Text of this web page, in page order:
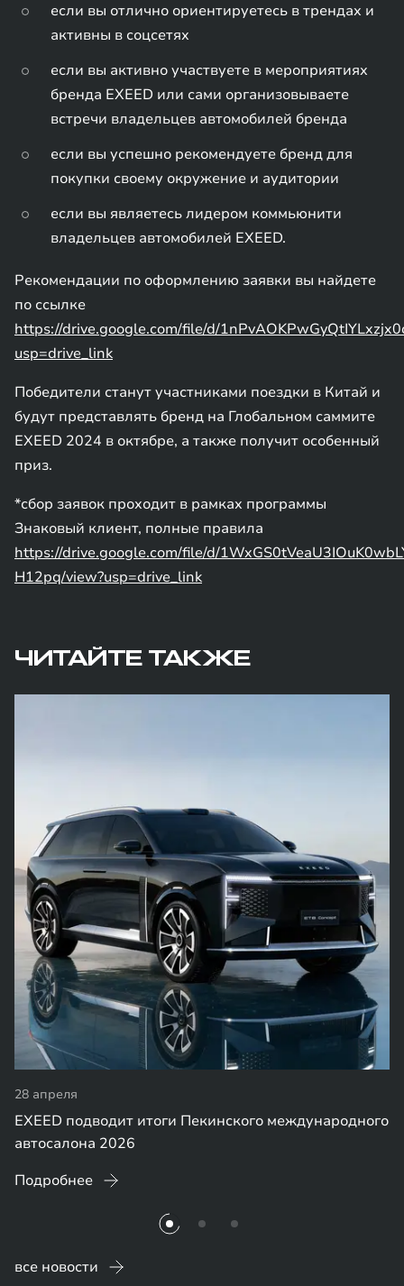
если вы отлично ориентируетесь в трендах и
активны в соцсетях
если вы активно участвуете в мероприятиях
бренда EXEED или сами организовываете
встречи владельцев автомобилей бренда
если вы успешно рекомендуете бренд для
покупки своему окружение и аудитории
если вы являетесь лидером коммьюнити
владельцев автомобилей EXEED.
Рекомендации по оформлению заявки вы найдете
по ссылке
https://drive.google.com/file/d/
usp=drive_link
Победители станут участниками поездки в Китай и
будут представлять бренд на Глобальном саммите
EXEED 2024 в октябре, а также получит особенный
приз.
*сбор заявок проходит в рамках программы
Знаковый клиент, полные правила
https://drive.google.com/file/d/
H12pq/view?usp=drive_link
ЧИТАЙТЕ ТАКЖЕ
28 апреля
EXEED подводит итоги Пекинского международного
автосалона 2026
Подробнее
все новости